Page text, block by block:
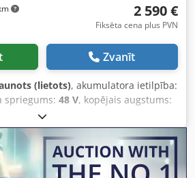
2 590 €
Fiksēta cena plus PVN
Zvanīt
(lietots), akumulatora ietilpība:
spriegums: 48 V, kopējais augstums:
998 mm
baterija Jūsu iekrāvējam – 48V
+ 1 gads garantija + Komplektā
Komplektā gala atgaisošanas sliede
(pēc vajadzības iespējama arī